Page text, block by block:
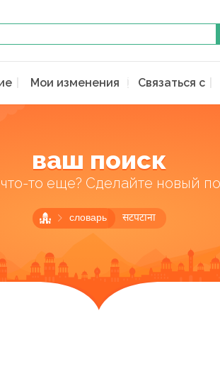
Мои изменения Связаться с
ваш поиск
то еще? Сделайте новый
словарь सटपटाना